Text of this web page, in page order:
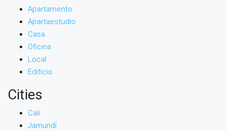
Apartamento
Apartaestudio
Casa
Oficina
Local
Edificio
Cities
Cali
Jamundí